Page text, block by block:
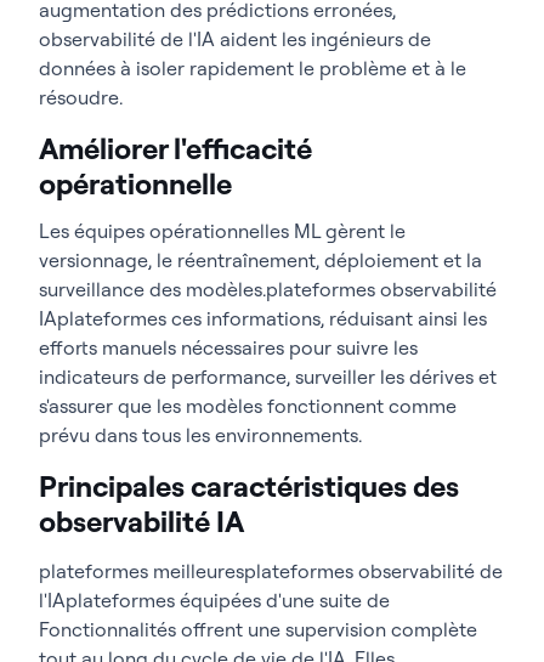
augmentation des prédictions erronées,
observabilité de l'IA aident les ingénieurs de
données à isoler rapidement le problème et à le
résoudre.
Améliorer l'efficacité
opérationnelle
Les équipes opérationnelles ML gèrent le
versionnage, le réentraînement, déploiement et la
surveillance des modèles.plateformes observabilité
IAplateformes ces informations, réduisant ainsi les
efforts manuels nécessaires pour suivre les
indicateurs de performance, surveiller les dérives et
s'assurer que les modèles fonctionnent comme
prévu dans tous les environnements.
Principales caractéristiques des
observabilité IA
plateformes meilleuresplateformes observabilité de
l'IAplateformes équipées d'une suite de
Fonctionnalités offrent une supervision complète